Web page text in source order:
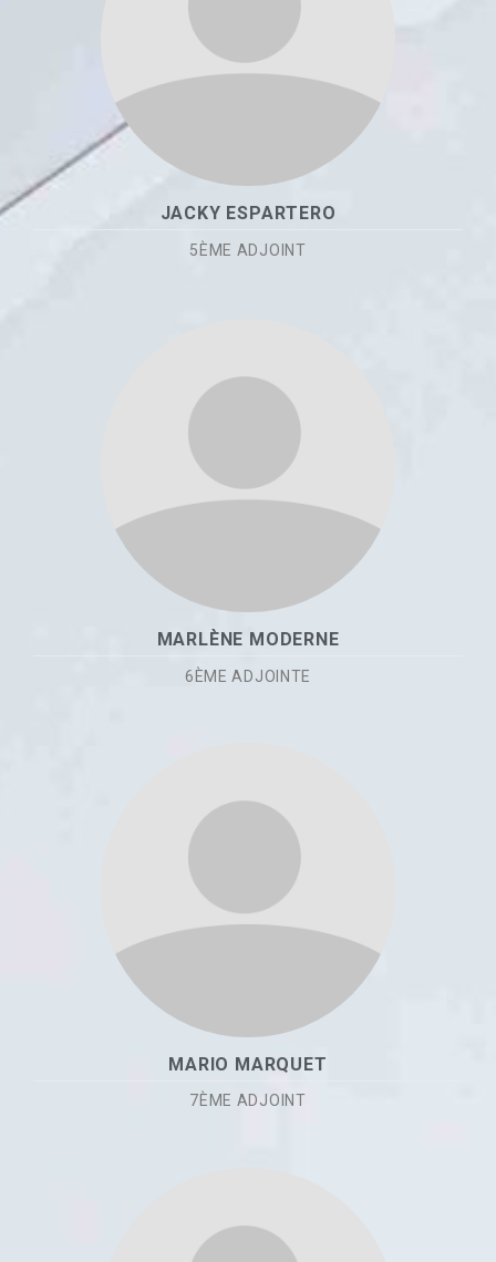
JACKY ESPARTERO
5ÈME ADJOINT
MARLÈNE MODERNE
6ÈME ADJOINTE
MARIO MARQUET
7ÈME ADJOINT